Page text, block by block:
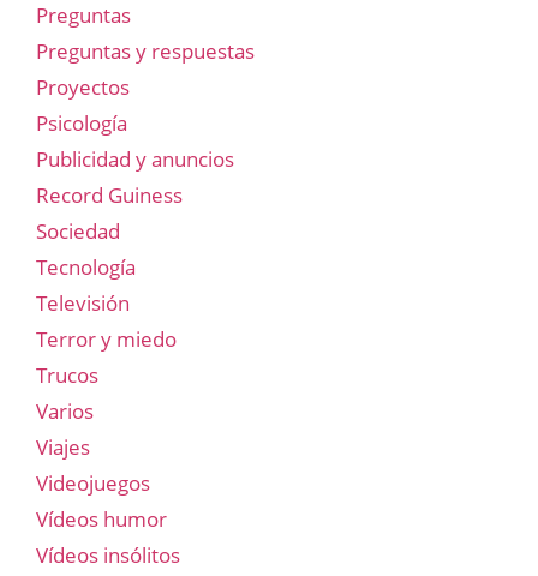
Preguntas
Preguntas y respuestas
Proyectos
Psicología
Publicidad y anuncios
Record Guiness
Sociedad
Tecnología
Televisión
Terror y miedo
Trucos
Varios
Viajes
Videojuegos
Vídeos humor
Vídeos insólitos